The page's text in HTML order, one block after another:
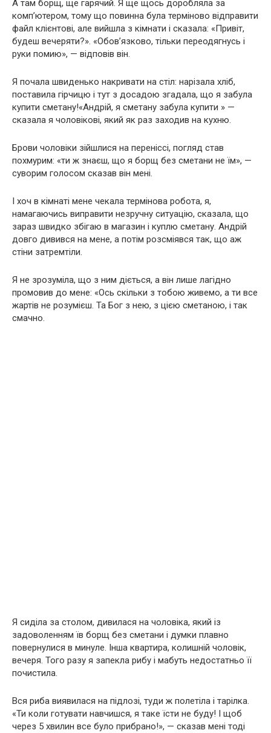
А там борщ, ще гарячий. Я ще щось доробляла за
комп’ютером, тому що повинна була терміново відправити
файл клієнтові, але вийшла з кімнати і сказала: «Привіт,
будеш вечеряти?». «Обов’язково, тільки переодягнусь і
руки помию», — відповів він.
Я почала швиденько накривати на стіл: нарізала хліб,
поставила гірчицю і тут з досадою згадала, що я забула
купити сметану!«Андрій, я сметану забула купити » —
сказала я чоловікові, який як раз заходив на кухню.
Брови чоловіки зійшлися на переніссі, погляд став
похмурим: «ти ж знаєш, що я борщ без сметани не їм», —
суворим голосом сказав він мені.
І хоч в кімнаті мене чекала термінова робота, я,
намагаючись виправити незручну ситуацію, сказала, що
зараз швидко збігаю в магазин і куплю сметану. Андрій
довго дивився на мене, а потім розсміявся так, що аж
стіни затремтіли.
Я не зрозуміла, що з ним діється, а він лише лагідно
промовив до мене: «Ось скільки з тобою живемо, а ти все
жартів не розумієш. Та Бог з нею, з цією сметаною, і так
смачно.
Я сиділа за столом, дивилася на чоловіка, який із
задоволенням їв борщ без сметани і думки плавно
повернулися в минуле. Інша квартира, колишній чоловік,
вечеря. Того разу я запекла рибу і мабуть недостатньо її
почистила.
Вся риба виявилася на підлозі, туди ж полетіла і тарілка.
«Ти коли готувати навчишся, я таке їсти не буду! І щоб
через 5 хвилин все було прибрано!», — сказав мені тоді